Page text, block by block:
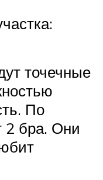
точечные
По
2 бра. Они